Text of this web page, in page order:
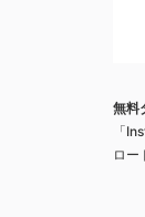
無料
「
ロー